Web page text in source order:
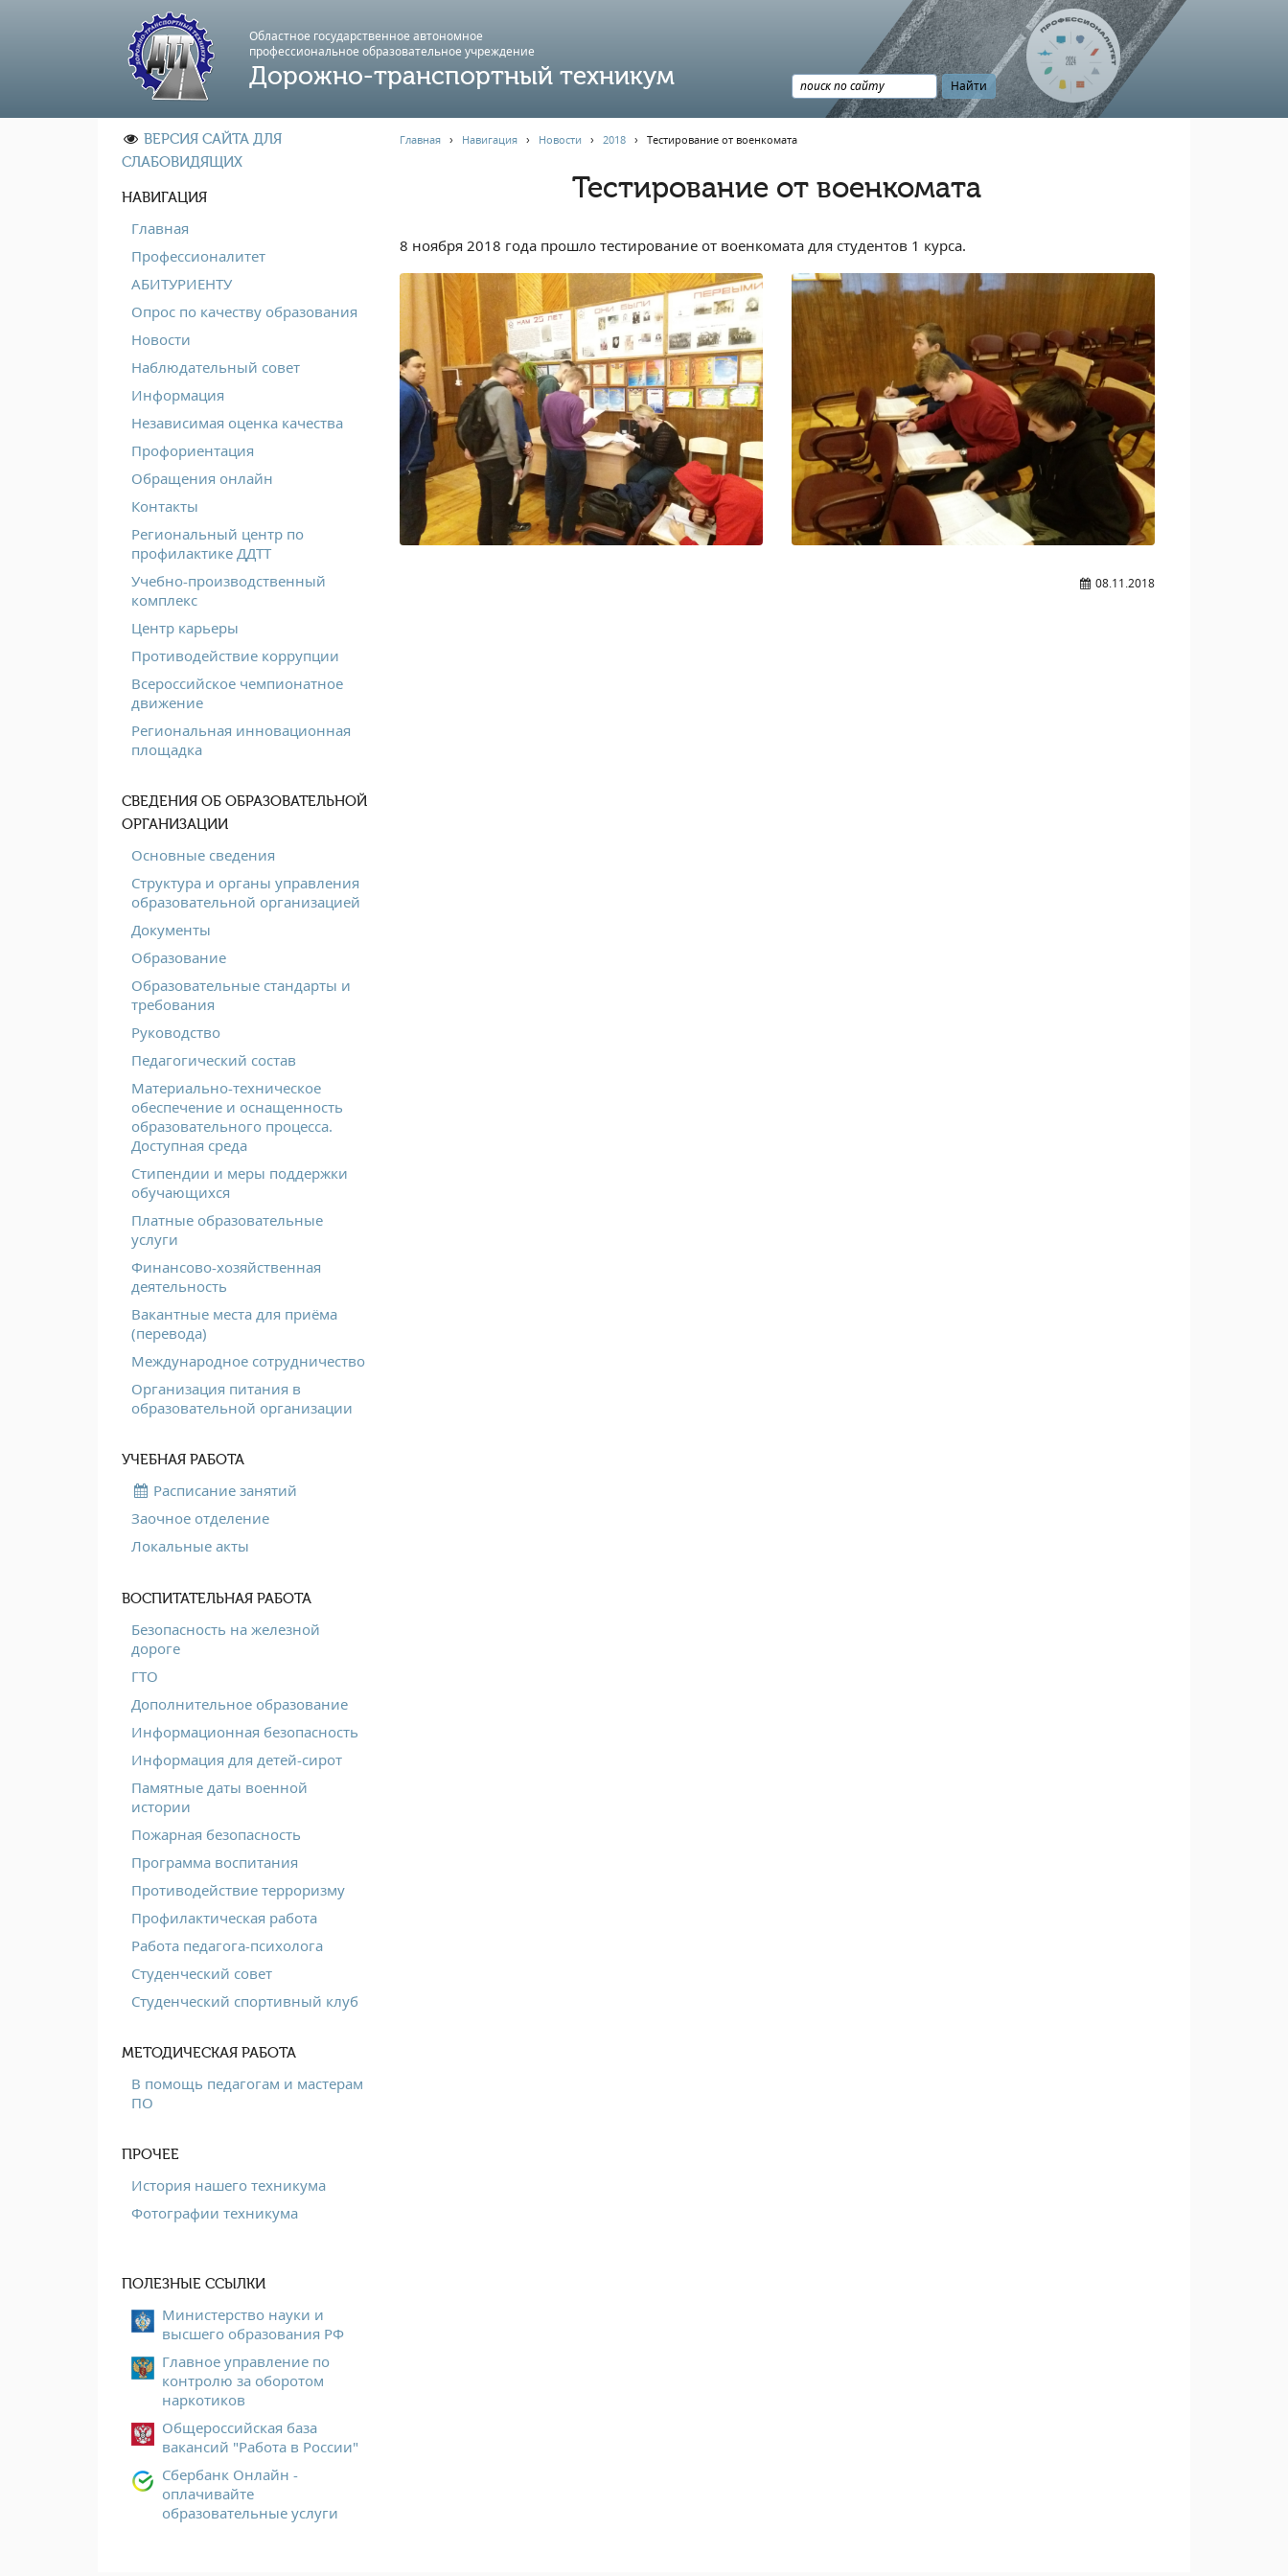
Областное государственное автономное
профессиональноe образовательное учреждение
Дорожно-транспортный техникум
ВЕРСИЯ САЙТА ДЛЯ
СЛАБОВИДЯЩИХ
НАВИГАЦИЯ
Главная
Профессионалитет
АБИТУРИЕНТУ
Опрос по качеству образования
Новости
Наблюдательный совет
Информация
Независимая оценка качества
Профориентация
Обращения онлайн
Контакты
Региональный центр по
профилактике ДДТТ
Учебно-производственный
комплекс
Центр карьеры
Противодействие коррупции
Всероссийское чемпионатное
движение
Региональная инновационная
площадка
СВЕДЕНИЯ ОБ ОБРАЗОВАТЕЛЬНОЙ
ОРГАНИЗАЦИИ
Основные сведения
Структура и органы управления
образовательной организацией
Документы
Образование
Образовательные стандарты и
требования
Руководство
Педагогический состав
Материально-техническое
обеспечение и оснащенность
образовательного процесса.
Доступная среда
Стипендии и меры поддержки
обучающихся
Платные образовательные
услуги
Финансово-хозяйственная
деятельность
Вакантные места для приёма
(перевода)
Международное сотрудничество
Организация питания в
образовательной организации
УЧЕБНАЯ РАБОТА
Расписание занятий
Заочное отделение
Локальные акты
ВОСПИТАТЕЛЬНАЯ РАБОТА
Безопасность на железной
дороге
ГТО
Дополнительное образование
Информационная безопасность
Информация для детей-сирот
Памятные даты военной
истории
Пожарная безопасность
Программа воспитания
Противодействие терроризму
Профилактическая работа
Работа педагога-психолога
Студенческий совет
Студенческий спортивный клуб
МЕТОДИЧЕСКАЯ РАБОТА
В помощь педагогам и мастерам
ПО
ПРОЧЕЕ
История нашего техникума
Фотографии техникума
ПОЛЕЗНЫЕ ССЫЛКИ
Министерство науки и
высшего образования РФ
Главное управление по
контролю за оборотом
наркотиков
Общероссийская база
вакансий "Работа в России"
Сбербанк Онлайн -
оплачивайте
образовательные услуги
Главная› Навигация› Новости › 2018› Тестирование от военкомата
Тестирование от военкомата
8 ноября 2018 года прошло тестирование от военкомата для студентов 1 курса.
08.11.2018